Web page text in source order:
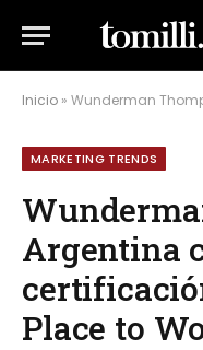
Inicio » Wunderman Thompson
MARKETING TRENDS
Argentina
Place to